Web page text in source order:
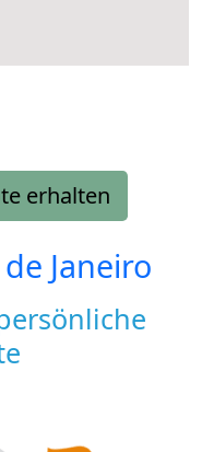
erhalten
Janeiro